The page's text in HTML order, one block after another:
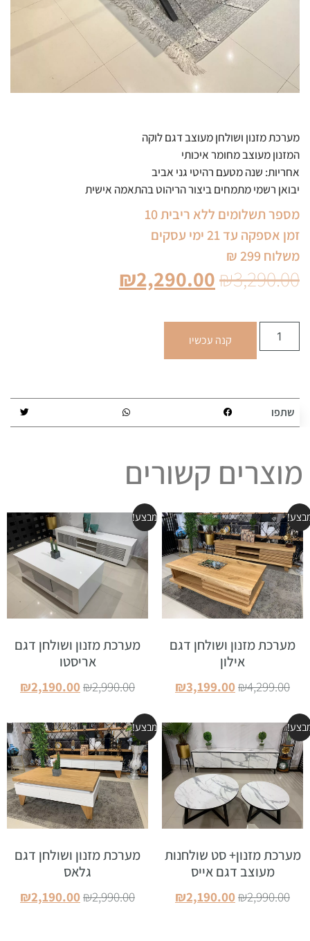
שתפו
מערכת מזנון ושולחן מעוצב דגם לוקה
המזנון מעוצב מחומר איכותי
אחריות: שנה מטעם רהיטי גני אביב
יבואן רשמי מתמחים ביצור הריהוט בהתאמה אישית
מספר תשלומים ללא ריבית 10
זמן אספקה עד 21 ימי עסקים
משלוח 299 ₪
₪3,290.00
₪2,290.00
קנה עכשיו
מוצרים קשורים
מערכת מזנון ושולחן דגם
אילון
₪4,299.00
₪3,199.00
מבצע!
מערכת מזנון ושולחן דגם
אריסטו
₪2,990.00
₪2,190.00
מערכת מזנון+ סט שולחנות
מעוצב דגם אייס
₪2,990.00
₪2,190.00
מבצע!
מערכת מזנון ושולחן דגם
גלאס
₪2,990.00
₪2,190.00